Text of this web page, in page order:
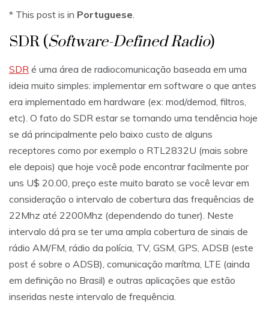
* This post is in Portuguese.
SDR (Software-Defined Radio)
SDR é uma área de radiocomunicação baseada em uma
ideia muito simples: implementar em software o que antes
era implementado em hardware (ex: mod/demod, filtros,
etc). O fato do SDR estar se tornando uma tendência hoje
se dá principalmente pelo baixo custo de alguns
receptores como por exemplo o RTL2832U (mais sobre
ele depois) que hoje você pode encontrar facilmente por
uns U$ 20.00, preço este muito barato se você levar em
consideração o intervalo de cobertura das frequências de
22Mhz até 2200Mhz (dependendo do tuner). Neste
intervalo dá pra se ter uma ampla cobertura de sinais de
rádio AM/FM, rádio da polícia, TV, GSM, GPS, ADSB (este
post é sobre o ADSB), comunicação marítma, LTE (ainda
em definição no Brasil) e outras aplicações que estão
inseridas neste intervalo de frequência.